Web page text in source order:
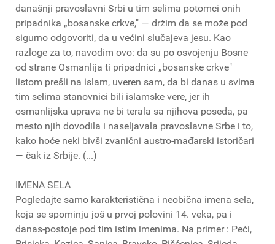
današnji pravoslavni Srbi u tim selima potomci onih
pripadnika „bosanske crkve," — držim da se može pod
sigurno odgovoriti, da u većini slučajeva jesu. Kao
razloge za to, navodim ovo: da su po osvojenju Bosne
od strane Osmanlija ti pripadnici „bosanske crkve"
listom prešli na islam, uveren sam, da bi danas u svima
tim selima stanovnici bili islamske vere, jer ih
osmanlijska uprava ne bi terala sa njihova poseda, pa
mesto njih dovodila i naseljavala pravoslavne Srbe i to,
kako hoće neki bivši zvanični austro-mađarski istoričari
— čak iz Srbije. (...)
IMENA SELA
Pogledajte samo karakteristična i neobična imena sela,
koja se spominju još u prvoj polovini 14. veka, pa i
danas-postoje pod tim istim imenima. Na primer : Peći,